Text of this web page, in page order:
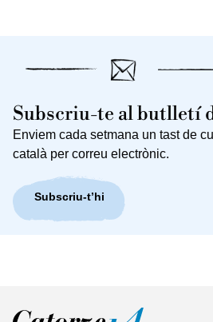
Subscriu-te al butlletí
Enviem cada setmana un tast de
català per correu electrònic.
Subscriu-t’hi